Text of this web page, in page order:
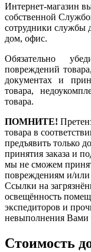
Интернет-магазин
собственной
сотрудники службы
дом, офис.
Обязательно
повреждений
документах и
товара,
товара.
ПОМНИТЕ!
товара в
предъявить только
принятия заказа и
мы не сможем
повреждениям и/или
Ссылки на
освещённость
экспедиторов и
невыполнения Вами
Стоимость